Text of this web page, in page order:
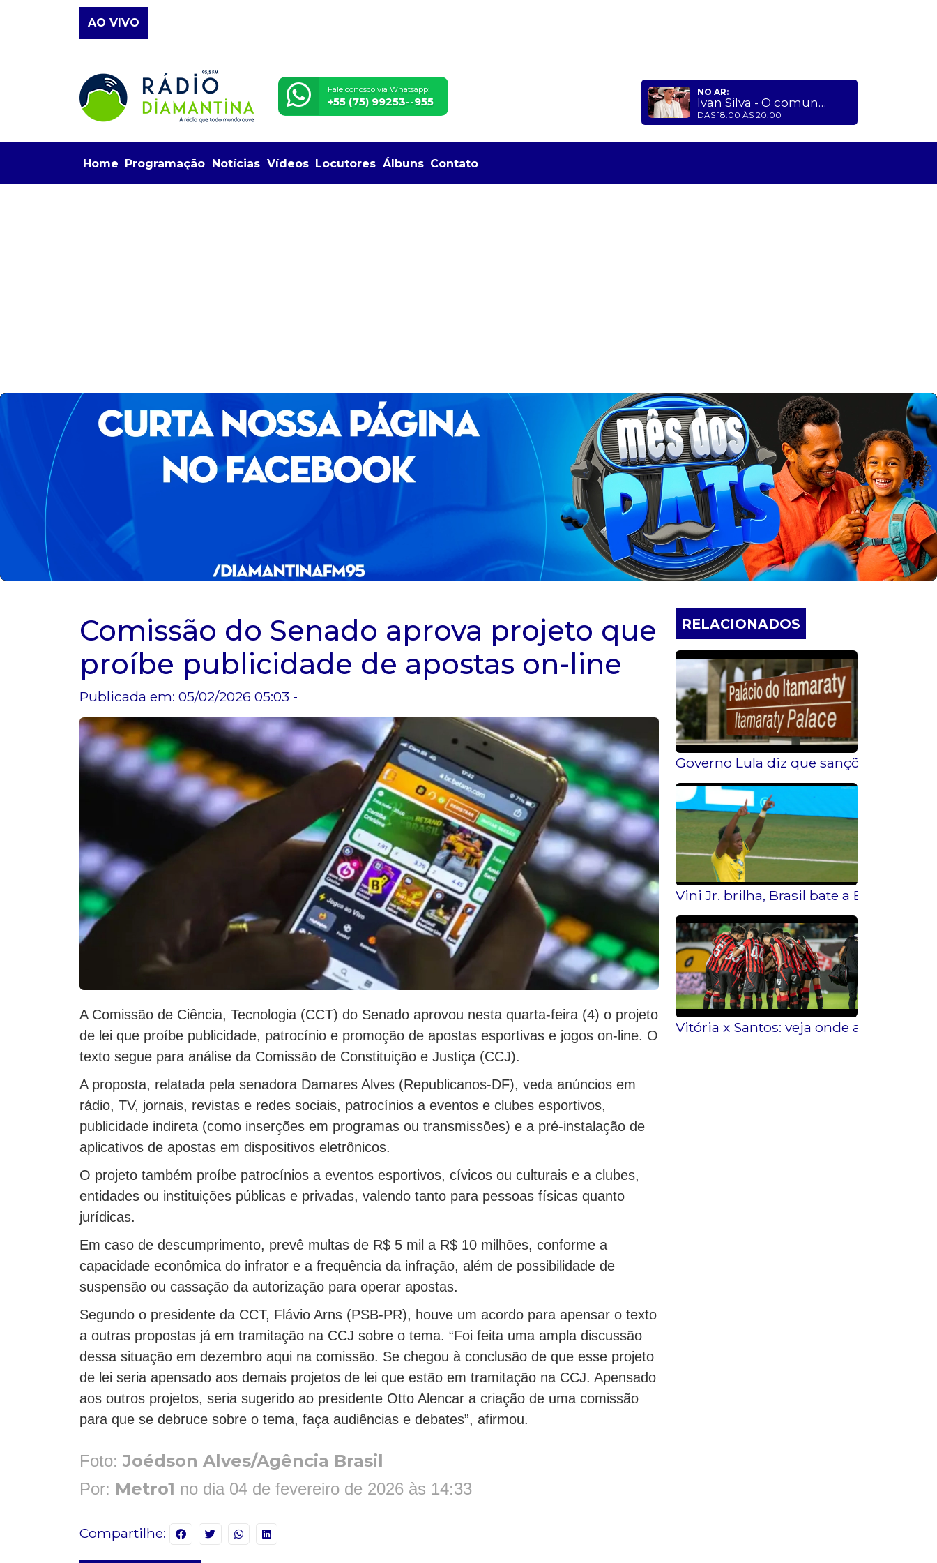
AO VIVO
Fale conosco via Whatsapp:
+55 (75) 99253--955
NO AR:
Ivan Silva - O comunicador mais amado do Brasil
DAS 18:00 ÀS 20:00
Home Programação Notícias Vídeos Locutores Álbuns Contato
Comissão do Senado aprova projeto que
proíbe publicidade de apostas on-line
Publicada em: 05/02/2026 05:03 -
A Comissão de Ciência, Tecnologia (CCT) do Senado aprovou nesta quarta-feira (4) o projeto
de lei que proíbe publicidade, patrocínio e promoção de apostas esportivas e jogos on-line. O
texto segue para análise da Comissão de Constituição e Justiça (CCJ).
A proposta, relatada pela senadora Damares Alves (Republicanos-DF), veda anúncios em
rádio, TV, jornais, revistas e redes sociais, patrocínios a eventos e clubes esportivos,
publicidade indireta (como inserções em programas ou transmissões) e a pré-instalação de
aplicativos de apostas em dispositivos eletrônicos.
O projeto também proíbe patrocínios a eventos esportivos, cívicos ou culturais e a clubes,
entidades ou instituições públicas e privadas, valendo tanto para pessoas físicas quanto
jurídicas.
Em caso de descumprimento, prevê multas de R$ 5 mil a R$ 10 milhões, conforme a
capacidade econômica do infrator e a frequência da infração, além de possibilidade de
suspensão ou cassação da autorização para operar apostas.
Segundo o presidente da CCT, Flávio Arns (PSB-PR), houve um acordo para apensar o texto
a outras propostas já em tramitação na CCJ sobre o tema. “Foi feita uma ampla discussão
dessa situação em dezembro aqui na comissão. Se chegou à conclusão de que esse projeto
de lei seria apensado aos demais projetos de lei que estão em tramitação na CCJ. Apensado
aos outros projetos, seria sugerido ao presidente Otto Alencar a criação de uma comissão
para que se debruce sobre o tema, faça audiências e debates”, afirmou.
Foto:Joédson Alves/Agência Brasil
Por: Metro1 no dia 04 de fevereiro de 2026 às 14:33
Compartilhe:
RELACIONADOS
Governo Lula diz que sanções dos
Vini Jr. brilha, Brasil bate a Escócia e
Vitória x Santos: veja onde assistir,